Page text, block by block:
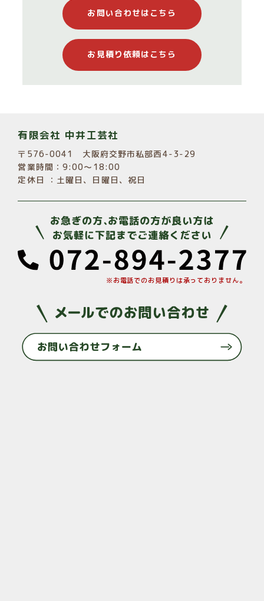
お問い合わせはこちら
お見積り依頼はこちら
有限会社 中井工芸社
〒576-0041 大阪府交野市私部西4-3-29
営業時間：9:00～18:00
定休日 ：土曜日、日曜日、祝日
※お電話でのお見積りは承っておりません。